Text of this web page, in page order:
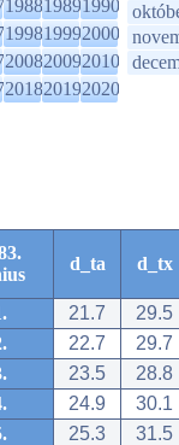
198819891990
199819992000
200820092010
201820192020
d_ta d_tx
21.7
29.5
22.7
29.7
23.5
28.8
24.9
30.1
25.3
31.5